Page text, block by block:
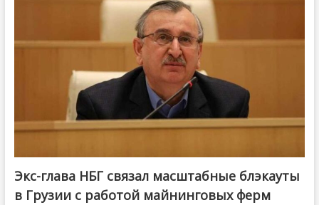
Экс-глава НБГ связал масштабные блэкауты
в Грузии с работой майнинговых ферм